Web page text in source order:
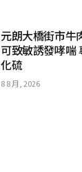
元朗大橋街市牛
可致敏誘發哮喘
化硫
8 8 月, 2026